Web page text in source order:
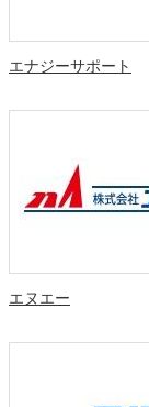
エナジーサポート
エヌエー